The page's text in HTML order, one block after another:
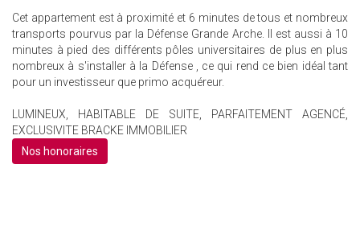
Cet appartement est à proximité et 6 minutes de tous et nombreux
transports pourvus par la Défense Grande Arche. Il est aussi à 10
minutes à pied des différents pôles universitaires de plus en plus
nombreux à s'installer à la Défense , ce qui rend ce bien idéal tant
pour un investisseur que primo acquéreur.
LUMINEUX, HABITABLE DE SUITE, PARFAITEMENT AGENCÉ,
EXCLUSIVITE BRACKE IMMOBILIER
Nos honoraires